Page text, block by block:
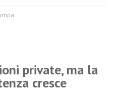
private, ma la
cresce